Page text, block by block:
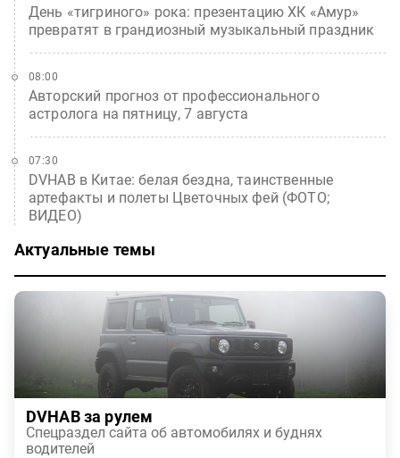
День «тигриного» рока: презентацию ХК «Амур»
превратят в грандиозный музыкальный праздник
Авторский прогноз от профессионального
астролога на пятницу, 7 августа
08:00
DVHAB в Китае: белая бездна, таинственные
артефакты и полеты Цветочных фей (ФОТО;
ВИДЕО)
07:30
Актуальные темы
DVHAB за рулем
Спецраздел сайта об автомобилях и буднях
водителей